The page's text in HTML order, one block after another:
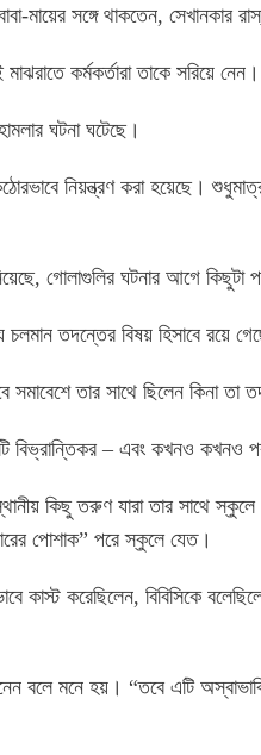
মায়ের সঙ্গে থাকতেন, সেখানকার
কর্মকর্তারা তাকে সরিয়ে নেন।
ঘটনা ঘটেছে।
নিয়ন্ত্রণ করা হয়েছে। শুধুমাত্র
গোলাগুলির ঘটনার আগে কিছুটা
তদন্তের বিষয় হিসাবে রয়ে
তার সাথে ছিলেন কিনা তা
বিভ্রান্তিকর – এবং কখনও কখনও
কিছু তরুণ যারা তার সাথে স্কুলে
পোশাক” পরে স্কুলে যেত।
কাস্ট করেছিলেন, বিবিসিকে
বলে মনে হয়। “তবে এটি